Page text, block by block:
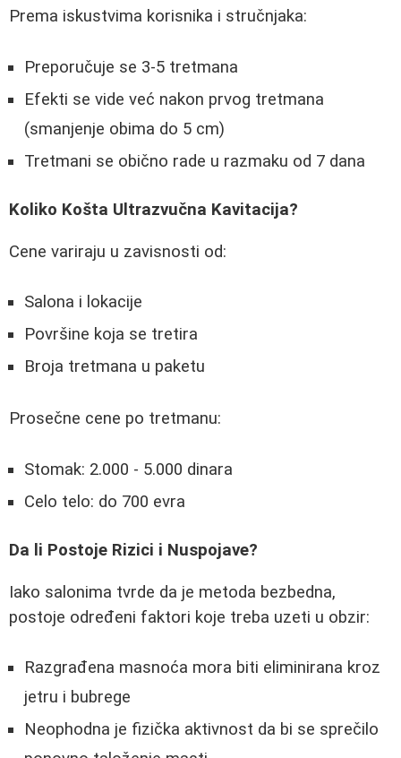
Prema iskustvima korisnika i stručnjaka:
Preporučuje se 3-5 tretmana
Efekti se vide već nakon prvog tretmana
(smanjenje obima do 5 cm)
Tretmani se obično rade u razmaku od 7 dana
Koliko Košta Ultrazvučna Kavitacija?
Cene variraju u zavisnosti od:
Salona i lokacije
Površine koja se tretira
Broja tretmana u paketu
Prosečne cene po tretmanu:
Stomak: 2.000 - 5.000 dinara
Celo telo: do 700 evra
Da li Postoje Rizici i Nuspojave?
Iako salonima tvrde da je metoda bezbedna,
postoje određeni faktori koje treba uzeti u obzir:
Razgrađena masnoća mora biti eliminirana kroz
jetru i bubrege
Neophodna je fizička aktivnost da bi se sprečilo